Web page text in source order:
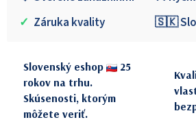
✓ Záruka kvality 🇸🇰
Slovenský eshop
25
rokov na trhu.
Skúsenosti, ktorým
môžete veriť.